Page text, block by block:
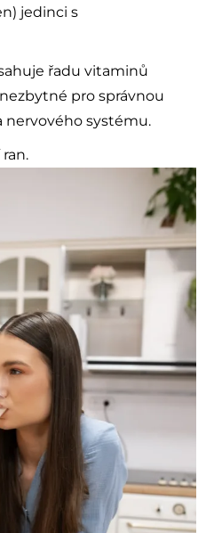
jedinci s
řadu vitaminů
pro správnou
systému.